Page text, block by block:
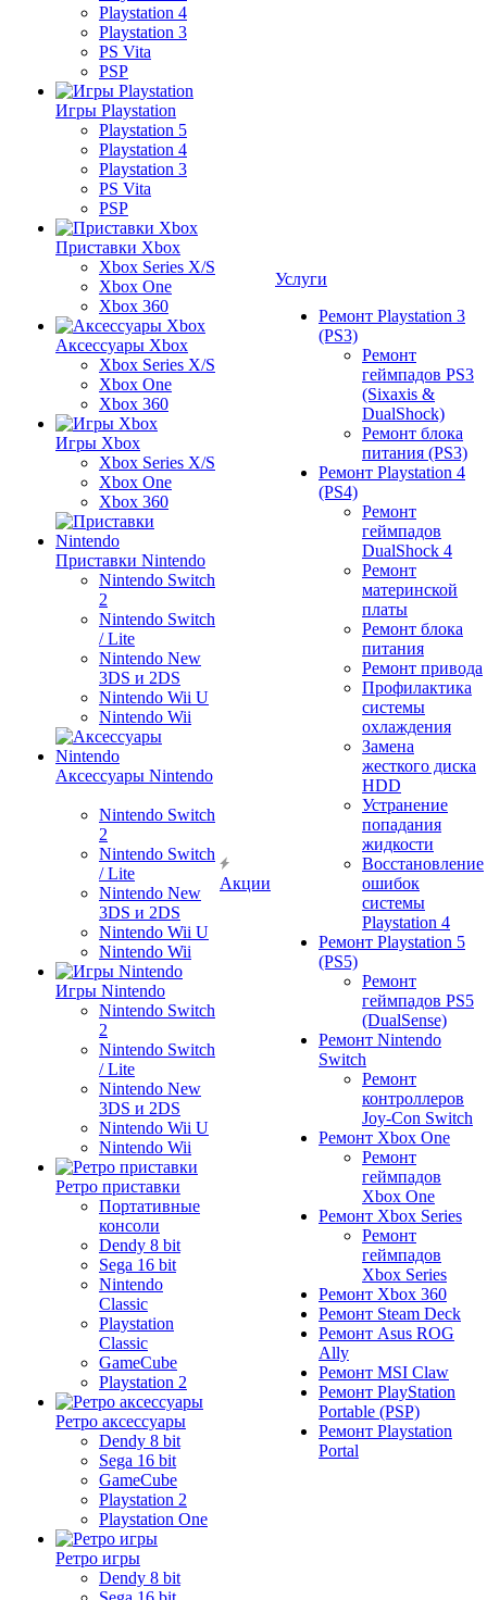
Playstation 4
Playstation 3
PS Vita
PSP
Игры Playstation
Playstation 5
Playstation 4
Playstation 3
PS Vita
PSP
Приставки Xbox
Xbox Series X/S
Xbox One
Xbox 360
Аксессуары Xbox
Xbox Series X/S
Xbox One
Xbox 360
Игры Xbox
Xbox Series X/S
Xbox One
Xbox 360
Приставки Nintendo
Nintendo Switch
2
Nintendo Switch
/ Lite
Nintendo New
3DS и 2DS
Nintendo Wii U
Nintendo Wii
Аксессуары Nintendo
Nintendo Switch
2
Nintendo Switch
/ Lite
Nintendo New
3DS и 2DS
Nintendo Wii U
Nintendo Wii
Игры Nintendo
Nintendo Switch
2
Nintendo Switch
/ Lite
Nintendo New
3DS и 2DS
Nintendo Wii U
Nintendo Wii
Ретро приставки
Портативные
консоли
Dendy 8 bit
Sega 16 bit
Nintendo
Classic
Playstation
Classic
GameCube
Playstation 2
Ретро аксессуары
Dendy 8 bit
Sega 16 bit
GameCube
Playstation 2
Playstation One
Ретро игры
Dendy 8 bit
Акции
Услуги
Ремонт Playstation 3
(PS3)
Ремонт
геймпадов PS3
(Sixaxis &
DualShock)
Ремонт блока
питания (PS3)
Ремонт Playstation 4
(PS4)
Ремонт
геймпадов
DualShock 4
Ремонт
материнской
платы
Ремонт блока
питания
Ремонт привода
Профилактика
системы
охлаждения
Замена
жесткого диска
HDD
Устранение
попадания
жидкости
Восстановление
ошибок
системы
Playstation 4
Ремонт Playstation 5
(PS5)
Ремонт
геймпадов PS5
(DualSense)
Ремонт Nintendo
Switch
Ремонт
контроллеров
Joy-Con Switch
Ремонт Xbox One
Ремонт
геймпадов
Xbox One
Ремонт Xbox Series
Ремонт
геймпадов
Xbox Series
Ремонт Xbox 360
Ремонт Steam Deck
Ремонт Asus ROG
Ally
Ремонт MSI Claw
Ремонт PlayStation
Portable (PSP)
Ремонт Playstation
Portal